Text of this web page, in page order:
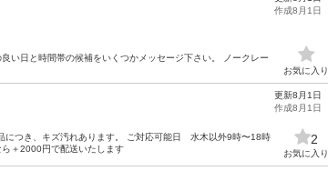
い日と時間帯の候補をいくつかメッセージ下さい。 ノークレー
作成8月1日
お気に入り
つき、キズ汚れあります。 ご対応可能日 水木以外9時〜18時
＋2000円で配送いたします
更新8月1日
作成8月1日
2
お気に入り